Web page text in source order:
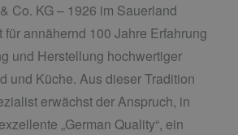
Co. KG – 1926 im Sauerland
für annähernd 100 Jahre Erfahrung
und Herstellung hochwertiger
und Küche. Aus dieser Tradition
erwächst der Anspruch, in
„German Quality“, ein